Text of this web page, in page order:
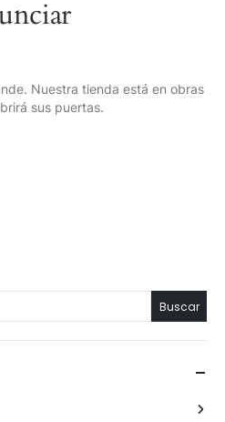
Nuestra tienda está en obras
sus puertas.
Buscar